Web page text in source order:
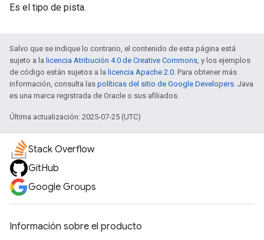
Es el tipo de pista.
Salvo que se indique lo contrario, el contenido de esta página está
sujeto a la licencia Atribución 4.0 de Creative Commons, y los ejemplos
de código están sujetos a la licencia Apache 2.0. Para obtener más
información, consulta las políticas del sitio de Google Developers. Java
es una marca registrada de Oracle o sus afiliados.
Última actualización: 2025-07-25 (UTC)
Stack Overflow
GitHub
Google Groups
Información sobre el producto